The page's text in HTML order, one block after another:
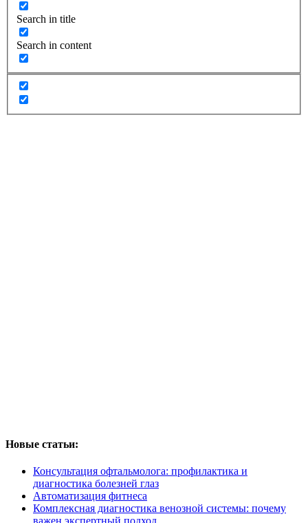
Search in title
Search in content
Новые статьи:
Консультация офтальмолога: профилактика и
диагностика болезней глаз
Автоматизация фитнеса
Комплексная диагностика венозной системы: почему